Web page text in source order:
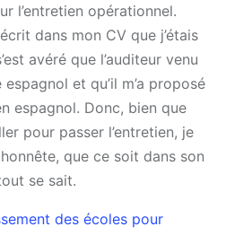
l’entretien opérationnel.
dans mon CV que j’étais
avéré que l’auditeur venu
et qu’il m’a proposé
espagnol. Donc, bien que
pour passer l’entretien, je
que ce soit dans son
se sait.
des écoles pour